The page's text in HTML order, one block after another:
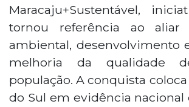
Maracaju+Sustentável,
tornou referência ao aliar
ambiental, desenvolvimento
melhoria da qualidade
população. A conquista
do Sul em evidência nacional